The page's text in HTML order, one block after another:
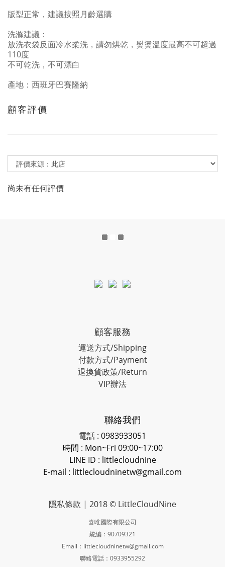
版型正常，建議按照月齡選購
洗滌建議：
放洗衣袋反面冷水柔洗，請勿烘乾，熨燙溫度最高不可超過
110度
不可乾洗，不可漂白
產地：西班牙巴賽隆納
顧客評價
尚未有任何評價
顧客服務
運送方式/Shipping
付款方式/Payment
退換貨政策/Return
VIP辦法
聯絡我們
電話 : 0983933051
時間 : Mon~Fri 09:00~17:00
LINE ID : littlecloudnine
E-mail : littlecloudninetw@gmail.com
隱私條款 | 2018 © LittleCloudNine
喜唯國際有限公司
統編：90709321
Email：littlecloudninetw@gmail.com
聯絡電話：0933955292